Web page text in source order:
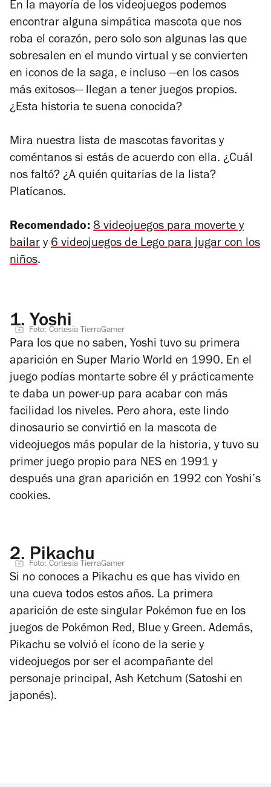
En la mayoría de los videojuegos podemos
encontrar alguna simpática mascota que nos
roba el corazón, pero solo son algunas las que
sobresalen en el mundo virtual y se convierten
en iconos de la saga, e incluso —en los casos
más exitosos—llegan a tener juegos propios.
¿Esta historia te suena conocida?
Mira nuestra lista de mascotas favoritas y
coméntanos si estás de acuerdo con ella. ¿Cuál
nos faltó? ¿A quién quitarías de la lista?
Platícanos.
Recomendado: 8 videojuegos para moverte y
bailar y 6 videojuegos de Lego para jugar con los
niños.
1. Yoshi
Foto: Cortesía TierraGamer
Para los que no saben, Yoshi tuvo su primera
aparición en Super Mario World en 1990. En el
juego podías montarte sobre él y prácticamente
te daba un power-up para acabar con más
facilidad los niveles. Pero ahora, este lindo
dinosaurio se convirtió en la mascota de
videojuegos más popular de la historia, y tuvo su
primer juego propio para NES en 1991 y
después una gran aparición en 1992 con Yoshi’s
cookies.
2. Pikachu
Foto: Cortesía TierraGamer
Si no conoces a Pikachu es que has vivido en
una cueva todos estos años. La primera
aparición de este singular Pokémon fue en los
juegos de Pokémon Red, Blue y Green. Además,
Pikachu se volvió el ícono de la serie y
videojuegos por ser el acompañante del
personaje principal, Ash Ketchum (Satoshi en
japonés).